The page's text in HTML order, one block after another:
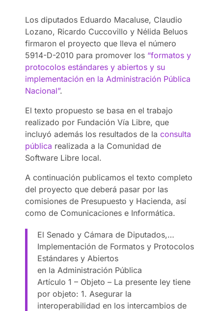
Los diputados Eduardo Macaluse, Claudio
Lozano, Ricardo Cuccovillo y Nélida Beluos
firmaron el proyecto que lleva el número
5914-D-2010 para promover los “formatos y
protocolos estándares y abiertos y su
implementación en la Administración Pública
Nacional”.
El texto propuesto se basa en el trabajo
realizado por Fundación Vía Libre, que
incluyó además los resultados de laconsulta
pública realizada a la Comunidad de
Software Libre local.
A continuación publicamos el texto completo
del proyecto que deberá pasar por las
comisiones de Presupuesto y Hacienda, así
como de Comunicaciones e Informática.
El Senado y Cámara de Diputados,…
Implementación de Formatos y Protocolos
Estándares y Abiertos
en la Administración Pública
Artículo 1 – Objeto – La presente ley tiene
por objeto: 1. Asegurar la
interoperabilidad en los intercambios de